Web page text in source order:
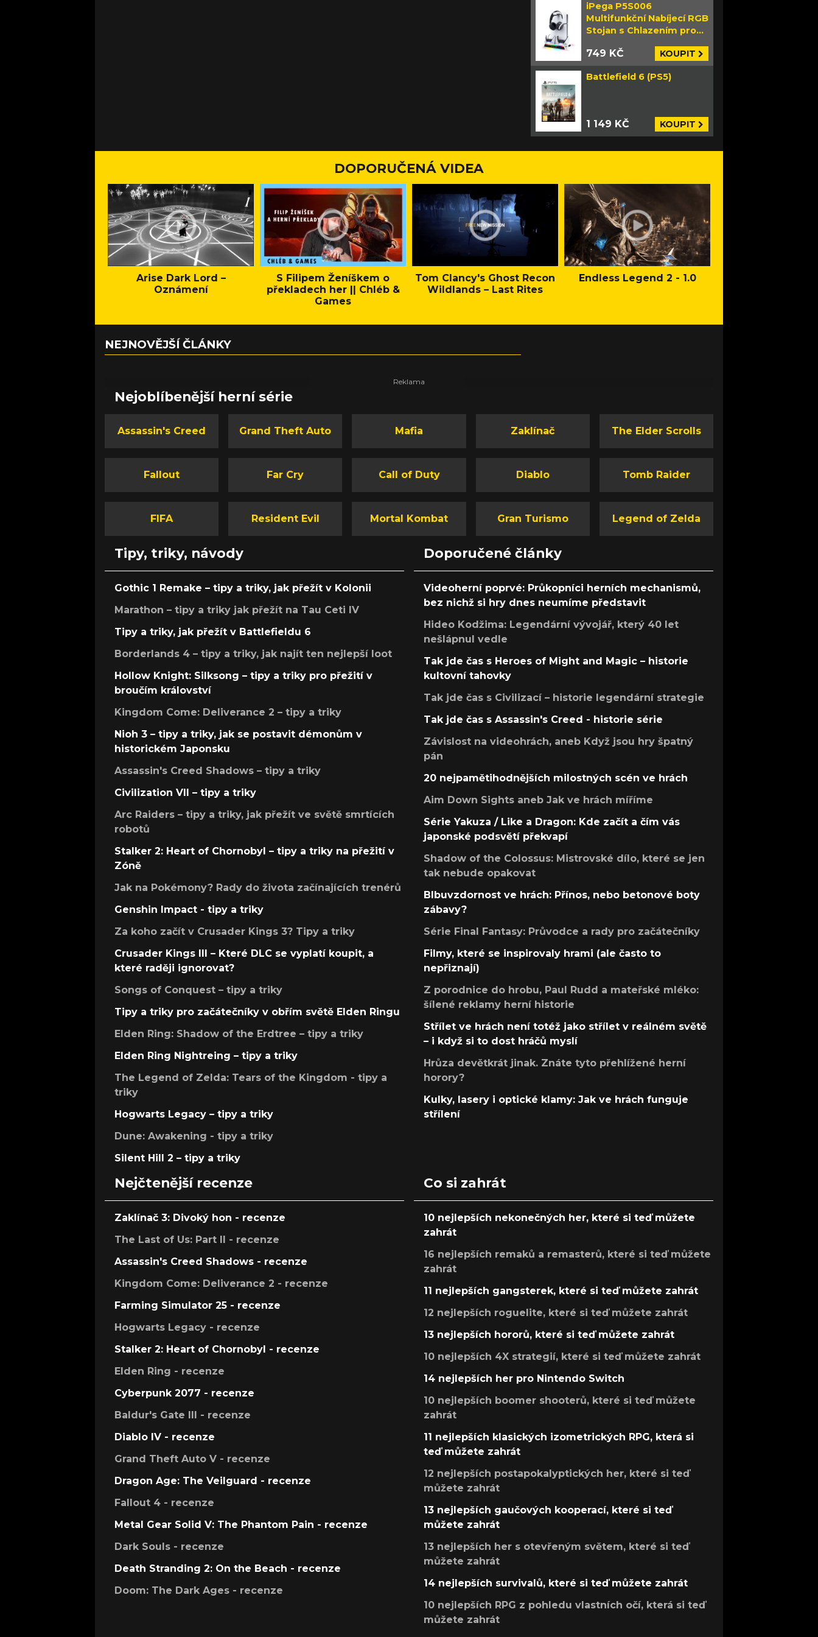
iPega P5S006
Multifunkční Nabíjecí RGB
Stojan s Chlazením pro
749 KČ KOUPIT
Battlefield 6 (PS5)
1 149 KČ KOUPIT
DOPORUČENÁ VIDEA
Arise Dark Lord –
Oznámení
S Filipem Ženíškem o
překladech her || Chléb &
Games
Tom Clancy's Ghost Recon
Wildlands – Last Rites
Endless Legend 2 - 1.0
NEJNOVĚJŠÍ ČLÁNKY
Nejoblíbenější herní série
Assassin's Creed Grand Theft Auto Mafia Zaklínač The Elder Scrolls
Fallout Far Cry Call of Duty Diablo Tomb Raider
FIFA Resident Evil Mortal Kombat Gran Turismo Legend of Zelda
Tipy, triky, návody
Gothic 1 Remake – tipy a triky, jak přežít v Kolonii
Marathon – tipy a triky jak přežít na Tau Ceti IV
Tipy a triky, jak přežít v Battlefieldu 6
Borderlands 4 – tipy a triky, jak najít ten nejlepší loot
Hollow Knight: Silksong – tipy a triky pro přežití v
broučím království
Kingdom Come: Deliverance 2 – tipy a triky
Nioh 3 – tipy a triky, jak se postavit démonům v
historickém Japonsku
Assassin's Creed Shadows – tipy a triky
Civilization VII – tipy a triky
Arc Raiders – tipy a triky, jak přežít ve světě smrtících
robotů
Stalker 2: Heart of Chornobyl – tipy a triky na přežití v
Zóně
Jak na Pokémony? Rady do života začínajících trenérů
Genshin Impact - tipy a triky
Za koho začít v Crusader Kings 3? Tipy a triky
Crusader Kings III – Které DLC se vyplatí koupit, a
které raději ignorovat?
Songs of Conquest – tipy a triky
Tipy a triky pro začátečníky v obřím světě Elden Ringu
Elden Ring: Shadow of the Erdtree – tipy a triky
Elden Ring Nightreing – tipy a triky
The Legend of Zelda: Tears of the Kingdom - tipy a
triky
Hogwarts Legacy – tipy a triky
Dune: Awakening - tipy a triky
Silent Hill 2 – tipy a triky
Doporučené články
Videoherní poprvé: Průkopníci herních mechanismů,
bez nichž si hry dnes neumíme představit
Hideo Kodžima: Legendární vývojář, který 40 let
nešlápnul vedle
Tak jde čas s Heroes of Might and Magic – historie
kultovní tahovky
Tak jde čas s Civilizací – historie legendární strategie
Tak jde čas s Assassin's Creed - historie série
Závislost na videohrách, aneb Když jsou hry špatný
pán
20 nejpamětihodnějších milostných scén ve hrách
Aim Down Sights aneb Jak ve hrách míříme
Série Yakuza / Like a Dragon: Kde začít a čím vás
japonské podsvětí překvapí
Shadow of the Colossus: Mistrovské dílo, které se jen
tak nebude opakovat
Blbuvzdornost ve hrách: Přínos, nebo betonové boty
zábavy?
Série Final Fantasy: Průvodce a rady pro začátečníky
Filmy, které se inspirovaly hrami (ale často to
nepřiznají)
Z porodnice do hrobu, Paul Rudd a mateřské mléko:
šílené reklamy herní historie
Střílet ve hrách není totéž jako střílet v reálném světě
– i když si to dost hráčů myslí
Hrůza devětkrát jinak. Znáte tyto přehlížené herní
horory?
Kulky, lasery i optické klamy: Jak ve hrách funguje
střílení
Nejčtenější recenze
Zaklínač 3: Divoký hon - recenze
The Last of Us: Part II - recenze
Assassin's Creed Shadows - recenze
Kingdom Come: Deliverance 2 - recenze
Farming Simulator 25 - recenze
Hogwarts Legacy - recenze
Stalker 2: Heart of Chornobyl - recenze
Elden Ring - recenze
Cyberpunk 2077 - recenze
Baldur's Gate III - recenze
Diablo IV - recenze
Grand Theft Auto V - recenze
Dragon Age: The Veilguard - recenze
Fallout 4 - recenze
Metal Gear Solid V: The Phantom Pain - recenze
Dark Souls - recenze
Death Stranding 2: On the Beach - recenze
Doom: The Dark Ages - recenze
Co si zahrát
10 nejlepších nekonečných her, které si teď můžete
zahrát
16 nejlepších remaků a remasterů, které si teď můžete
zahrát
11 nejlepších gangsterek, které si teď můžete zahrát
12 nejlepších roguelite, které si teď můžete zahrát
13 nejlepších hororů, které si teď můžete zahrát
10 nejlepších 4X strategií, které si teď můžete zahrát
14 nejlepších her pro Nintendo Switch
10 nejlepších boomer shooterů, které si teď můžete
zahrát
11 nejlepších klasických izometrických RPG, která si
teď můžete zahrát
12 nejlepších postapokalyptických her, které si teď
můžete zahrát
13 nejlepších gaučových kooperací, které si teď
můžete zahrát
13 nejlepších her s otevřeným světem, které si teď
můžete zahrát
14 nejlepších survivalů, které si teď můžete zahrát
10 nejlepších RPG z pohledu vlastních očí, která si teď
můžete zahrát